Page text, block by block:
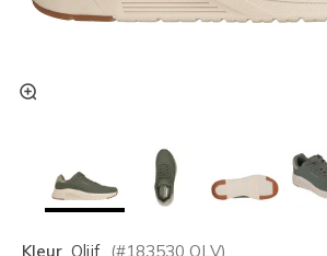
Kleur Olijf (#183530 OLV)